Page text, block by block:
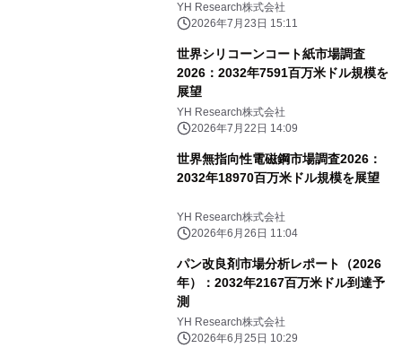
YH Research株式会社
2026年7月23日 15:11
世界シリコーンコート紙市場調査
2026：2032年7591百万米ドル規模を
展望
YH Research株式会社
2026年7月22日 14:09
世界無指向性電磁鋼市場調査2026：
2032年18970百万米ドル規模を展望
YH Research株式会社
2026年6月26日 11:04
パン改良剤市場分析レポート（2026
年）：2032年2167百万米ドル到達予
測
YH Research株式会社
2026年6月25日 10:29